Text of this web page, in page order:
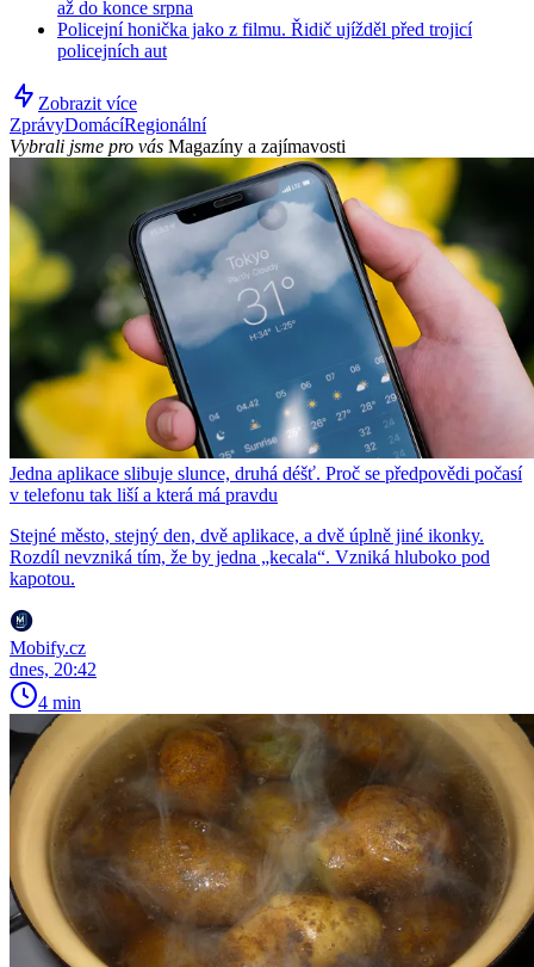
až do konce srpna
Policejní honička jako z filmu. Řidič ujížděl před trojicí
policejních aut
Zobrazit více
ZprávyDomácíRegionální
Vybrali jsme pro vás Magazíny a zajímavosti
Jedna aplikace slibuje slunce, druhá déšť. Proč se předpovědi počasí
v telefonu tak liší a která má pravdu
Stejné město, stejný den, dvě aplikace, a dvě úplně jiné ikonky.
Rozdíl nevzniká tím, že by jedna „kecala“. Vzniká hluboko pod
kapotou.
Mobify.cz
dnes, 20:42
4 min